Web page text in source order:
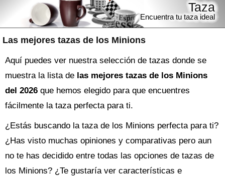
Las mejores tazas de los Minions
Taza
Encuentra tu taza ideal
Aquí puedes ver nuestra selección de tazas donde se
muestra la lista de las mejores tazas de los Minions
del 2026 que hemos elegido para que encuentres
fácilmente la taza perfecta para ti.
¿Estás buscando la tazade los Minions perfecta para ti?
¿Has visto muchas opiniones y comparativas pero aun
no te has decidido entre todas las opciones de tazas de
los Minions? ¿Te gustaría ver características e